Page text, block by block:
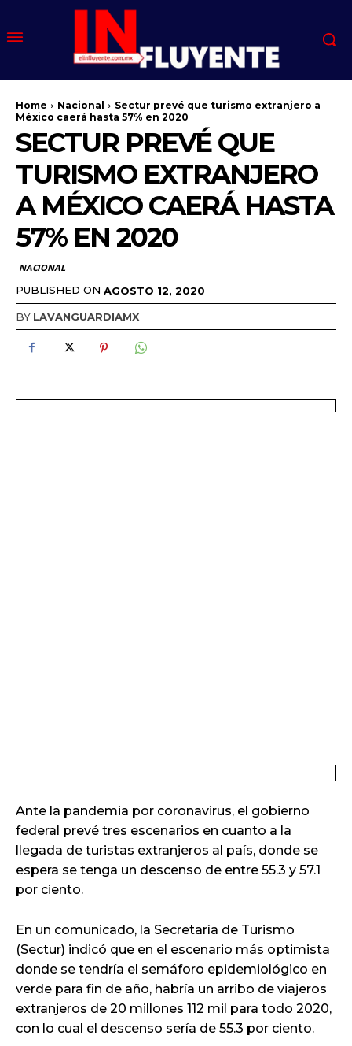
Home Nacional
Sectur prevé que turismo extranjero a
México caerá hasta 57% en 2020
SECTUR PREVÉ QUE
TURISMO EXTRANJERO
A MÉXICO CAERÁ HASTA
57% EN 2020
NACIONAL
PUBLISHED ON AGOSTO 12, 2020
BY LAVANGUARDIAMX
Ante la pandemia por coronavirus, el gobierno
federal prevé tres escenarios en cuanto a la
llegada de turistas extranjeros al país, donde se
espera se tenga un descenso de entre 55.3 y 57.1
por ciento.
En un comunicado, la Secretaría de Turismo
(Sectur) indicó que en el escenario más optimista
donde se tendría el semáforo epidemiológico en
verde para fin de año, habría un arribo de viajeros
extranjeros de 20 millones 112 mil para todo 2020,
con lo cual el descenso sería de 55.3 por ciento.